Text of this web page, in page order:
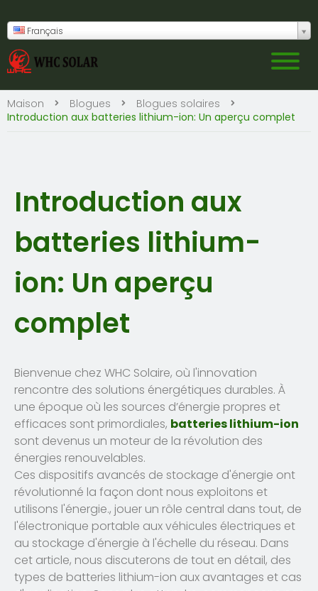
Français
Maison Blogues
Blogues solaires
Introduction aux batteries lithium-ion: Un aperçu complet
Introduction aux
batteries lithium-
ion: Un aperçu
complet
Bienvenue chez WHC Solaire, où l'innovation
rencontre des solutions énergétiques durables. À
une époque où les sources d’énergie propres et
efficaces sont primordiales, batteries lithium-ion
sont devenus un moteur de la révolution des
énergies renouvelables.
Ces dispositifs avancés de stockage d'énergie ont
révolutionné la façon dont nous exploitons et
utilisons l'énergie., jouer un rôle central dans tout, de
l'électronique portable aux véhicules électriques et
au stockage d'énergie à l'échelle du réseau. Dans
cet article, nous discuterons de tout en détail, des
types de batteries lithium-ion aux avantages et cas